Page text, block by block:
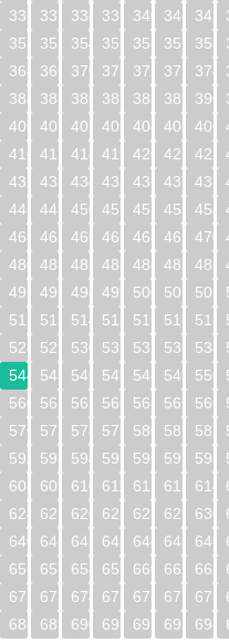
336
337 338 339 340 341 342
352
353 354 355 356 357 358
368
369 370 371 372 373 374
384
385 386 387 388 389 390
400
401 402 403 404 405 406
416
417 418 419 420 421 422
432
433 434 435 436 437 438
448
449 450 451 452 453 454
464
465 466 467 468 469 470
480
481 482 483 484 485 486
496
497 498 499 500 501 502
512
513 514 515 516 517 518
528
529 530 531 532 533 534
544
545 546 547 548 549 550
560
561 562 563 564 565 566
576
577 578 579 580 581 582
592
593 594 595 596 597 598
608
609 610 611 612 613 614
624
625 626 627 628 629 630
640
641 642 643 644 645 646
656
657 658 659 660 661 662
672
673 674 675 676 677 678
688
689 690 691 692 693 694